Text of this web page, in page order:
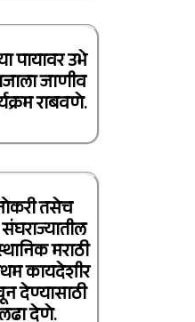
पायावर उभे
जाणीव
राबवणे.
तसेच
मराठी
कायदेशीर
देण्यासाठी